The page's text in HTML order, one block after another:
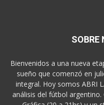
SOBRE
Bienvenidos a una nueva
sueño que comenzó en
integral. Hoy somos ABRI
análisis del fútbol